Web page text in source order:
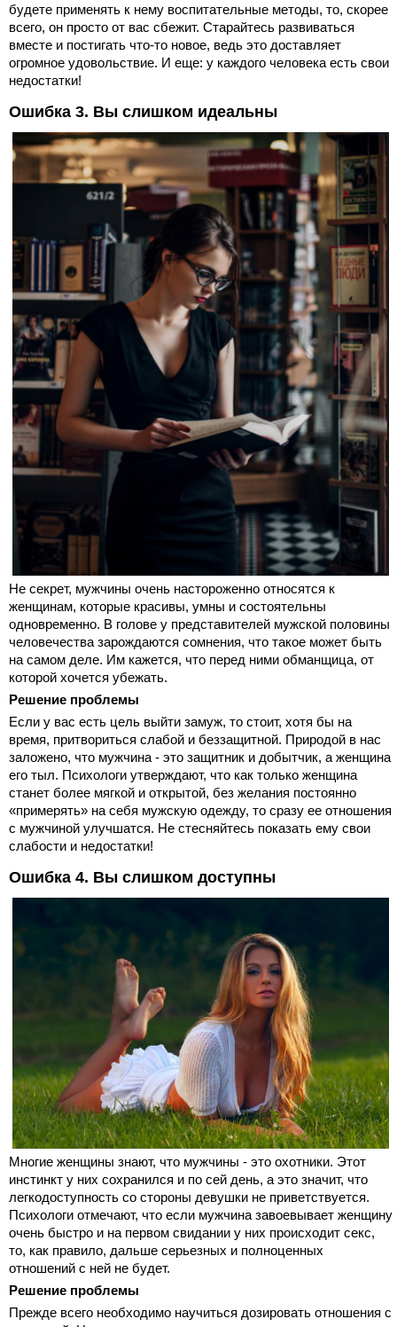
будете применять к нему воспитательные методы, то, скорее
всего, он просто от вас сбежит. Старайтесь развиваться
вместе и постигать что-то новое, ведь это доставляет
огромное удовольствие. И еще: у каждого человека есть свои
недостатки!
Ошибка 3. Вы слишком идеальны
Не секрет, мужчины очень настороженно относятся к
женщинам, которые красивы, умны и состоятельны
одновременно. В голове у представителей мужской половины
человечества зарождаются сомнения, что такое может быть
на самом деле. Им кажется, что перед ними обманщица, от
которой хочется убежать.
Решение проблемы
Если у вас есть цель выйти замуж, то стоит, хотя бы на
время, притвориться слабой и беззащитной. Природой в нас
заложено, что мужчина - это защитник и добытчик, а женщина
его тыл. Психологи утверждают, что как только женщина
станет более мягкой и открытой, без желания постоянно
«примерять» на себя мужскую одежду, то сразу ее отношения
с мужчиной улучшатся. Не стесняйтесь показать ему свои
слабости и недостатки!
Ошибка 4. Вы слишком доступны
Многие женщины знают, что мужчины - это охотники. Этот
инстинкт у них сохранился и по сей день, а это значит, что
легкодоступность со стороны девушки не приветствуется.
Психологи отмечают, что если мужчина завоевывает женщину
очень быстро и на первом свидании у них происходит секс,
то, как правило, дальше серьезных и полноценных
отношений с ней не будет.
Решение проблемы
Прежде всего необходимо научиться дозировать отношения с